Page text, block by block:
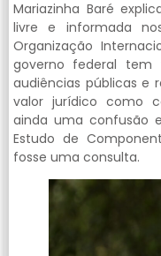
Mariazinha Baré
livre e informada
Organização
governo federal tem
audiências públicas e
valor jurídico como
ainda uma confusão
Estudo de
fosse uma consulta.